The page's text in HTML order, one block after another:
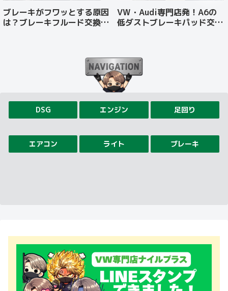
ブレーキがフワッとする原因
は？ブレーキフルード交換の
VW・Audi専門店発！A6の
低ダストブレーキパッド交換
DSG
エアコン
エンジン
ライト
足回り
ブレーキ